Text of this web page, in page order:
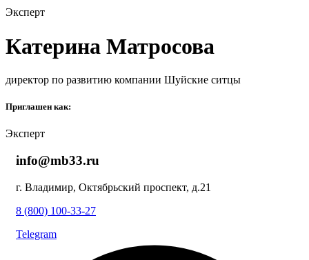
Эксперт
Катерина Матросова
директор по развитию компании Шуйские ситцы
Приглашен как:
Эксперт
info@mb33.ru
г. Владимир, Октябрьский проспект, д.21
8 (800) 100-33-27
Telegram